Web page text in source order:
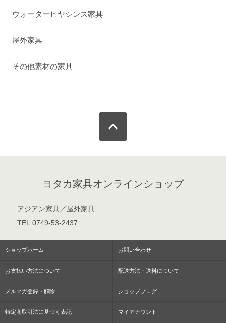
ウォーターヒヤシンス家具
屋外家具
その他素材の家具
ヨタカ家具オンラインショップ
アジアン家具／屋外家具
TEL.0749-53-2437
ショップホーム お問い合わせ
お支払い方法について 配送方法・送料について
メルマガ登録・解除 ショップブログ
特定商取引法に基づく表記 マイアカウント